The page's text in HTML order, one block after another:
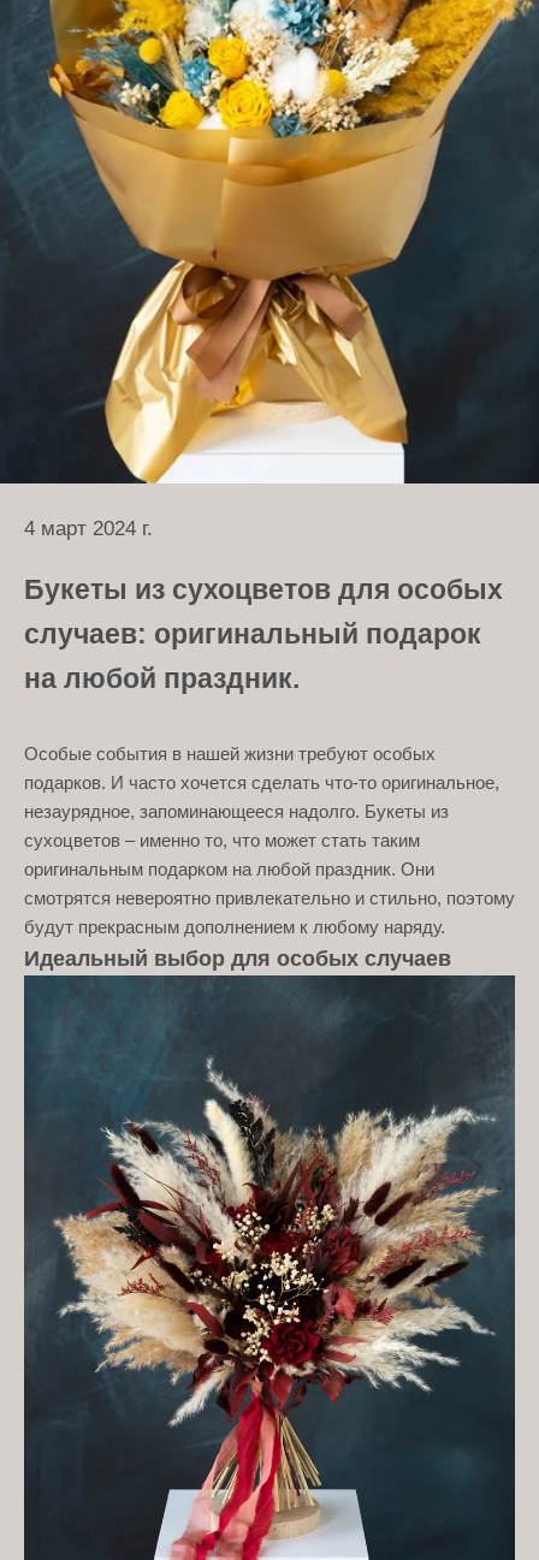
4 март 2024 г.
Букеты из сухоцветов для особых
случаев: оригинальный подарок
на любой праздник.
Особые события в нашей жизни требуют особых
подарков. И часто хочется сделать что-то оригинальное,
незаурядное, запоминающееся надолго. Букеты из
сухоцветов – именно то, что может стать таким
оригинальным подарком на любой праздник. Они
смотрятся невероятно привлекательно и стильно, поэтому
будут прекрасным дополнением к любому наряду.
Идеальный выбор для особых случаев